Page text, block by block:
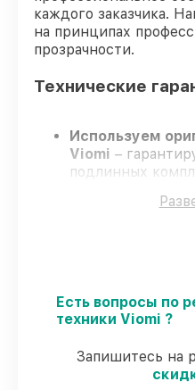
каждого заказчика.
на принципах
прозрачности.
Технические
Используем
Viomi –
подлинных
проходят
пылесоса Viomi
Поддержка
виды ремонта
гарантией.
Есть вопросы по
техники Viomi ?
Запишитесь на